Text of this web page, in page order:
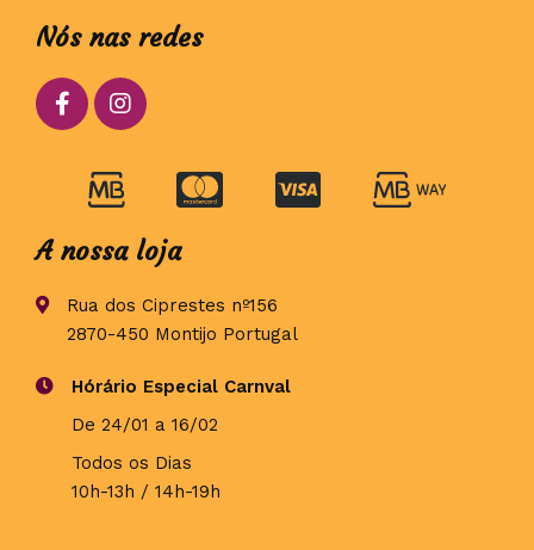
Nós nas redes
A nossa loja
Rua dos Ciprestes nº156
2870-450 Montijo Portugal
Hórário Especial Carnval
De 24/01 a 16/02
Todos os Dias
10h-13h / 14h-19h